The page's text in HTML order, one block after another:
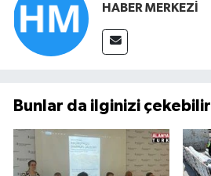
HABER MERKEZİ
Bunlar da ilginizi çekebilir